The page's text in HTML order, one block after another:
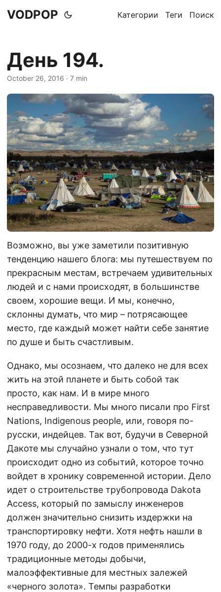
VODPOP Категории Теги Поиск
День 194.
October 26, 2016 · 7 min
Возможно, вы уже заметили позитивную
тенденцию нашего блога: мы путешествуем по
прекрасным местам, встречаем удивительных
людей и с нами происходят, в большинстве
своем, хорошие вещи. И мы, конечно,
склонны думать, что мир – потрясающее
место, где каждый может найти себе занятие
по душе и быть счастливым.
Однако, мы осознаем, что далеко не для всех
жить на этой планете и быть собой так
просто, как нам. И в мире много
несправедливости. Мы много писали про First
Nations, Indigenous people, или, говоря по-
русски, индейцев. Так вот, будучи в Северной
Дакоте мы случайно узнали о том, что тут
происходит одно из событий, которое точно
войдет в хронику современной истории. Дело
идет о строительстве трубопровода Dakota
Access, который по замыслу инженеров
должен значительно снизить издержки на
транспортировку нефти. Хотя нефть нашли в
1970 году, до 2000-х годов применялись
традиционные методы добычи,
малоэффективные для местных залежей
«черного золота». Темпы разработки